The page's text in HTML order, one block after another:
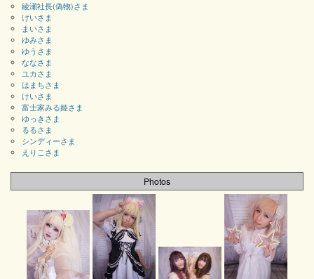
綾瀬社長(偽物)さま
けいさま
まいさま
ゆみさま
ゆうさま
ななさま
ユカさま
はまちさま
けいさま
富士家みる姫さま
ゆっきさま
るるさま
シンディーさま
えりこさま
Photos